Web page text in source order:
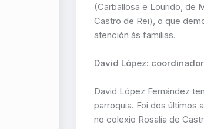
(Carballosa e Lourido, de
Castro de Rei), o que
atención ás familias.
David López:
David López Fernández
parroquia. Foi dos últimos
no colexio Rosalía de